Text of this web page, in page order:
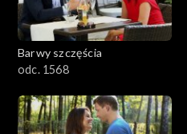
Barwy szczęścia
odc. 1568